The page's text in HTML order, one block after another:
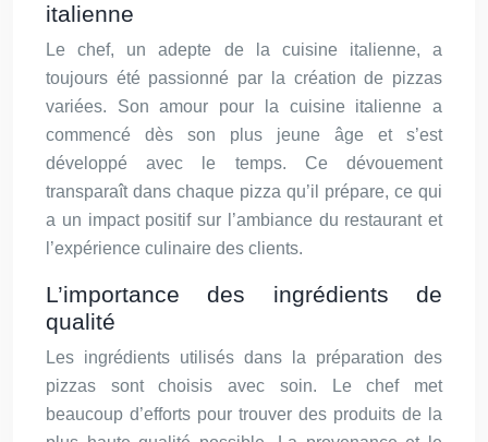
italienne
Le chef, un adepte de la cuisine italienne, a
toujours été passionné par la création de pizzas
variées. Son amour pour la cuisine italienne a
commencé dès son plus jeune âge et s’est
développé avec le temps. Ce dévouement
transparaît dans chaque pizza qu’il prépare, ce qui
a un impact positif sur l’ambiance du restaurant et
l’expérience culinaire des clients.
L’importance des ingrédients de
qualité
Les ingrédients utilisés dans la préparation des
pizzas sont choisis avec soin. Le chef met
beaucoup d’efforts pour trouver des produits de la